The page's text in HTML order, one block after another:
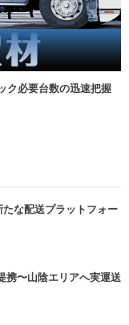
ク必要台数の迅速把握
な配送プラットフォー
〜山陰エリアへ実運送